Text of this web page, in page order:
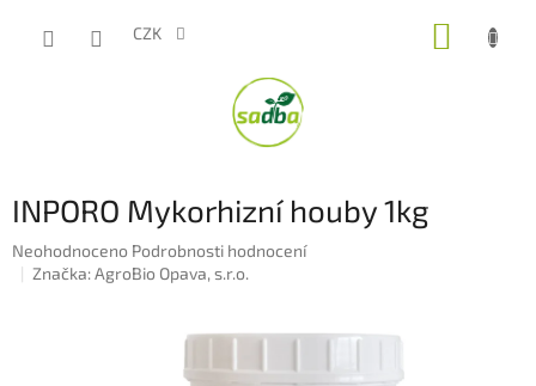
CZK
INPORO Mykorhizní houby 1kg
Průměrné
hodnocení
Neohodnoceno Podrobnosti hodnocení
Značka:AgroBio Opava, s.r.o.